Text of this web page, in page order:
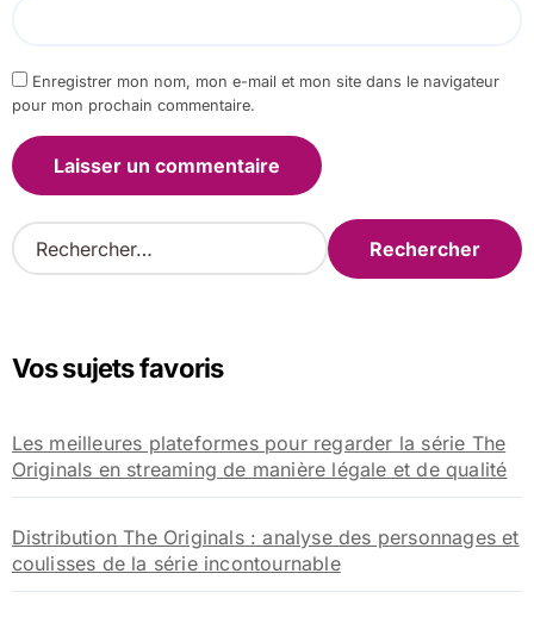
Enregistrer mon nom, mon e-mail et mon site dans le navigateur
pour mon prochain commentaire.
R
e
r
e
r
Vos sujets favoris
Les meilleures plateformes pour regarder la série The
Originals en streaming de manière légale et de qualité
Distribution The Originals : analyse des personnages et
coulisses de la série incontournable